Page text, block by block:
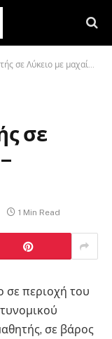
με μαχαίρι – πεταλούδα
σε
1 Min Read
σε περιοχή του
σε βάρος